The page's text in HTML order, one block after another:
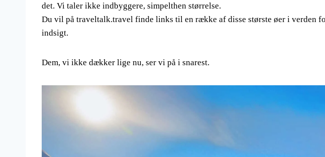
det. Vi taler ikke indbyggere, simpelthen størrelse.
Du vil på traveltalk.travel finde links til en række af disse største øer i verden
indsigt.
Dem, vi ikke dækker lige nu, ser vi på i snarest.